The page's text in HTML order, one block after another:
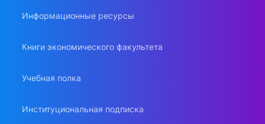
Информационные ресурсы
Книги экономического факультета
Учебная полка
Институциональная подписка